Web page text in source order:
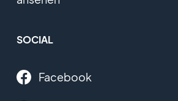
SOCIAL
Facebook